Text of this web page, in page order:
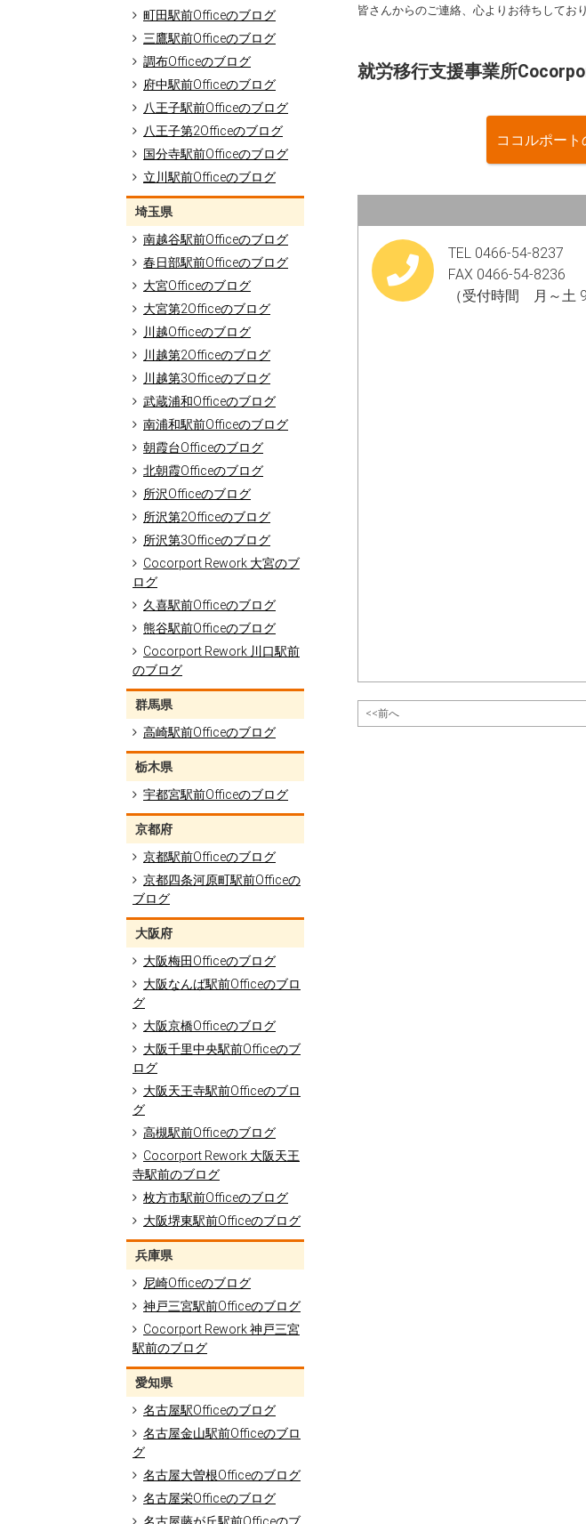
町田駅前Officeのブログ
三鷹駅前Officeのブログ
調布Officeのブログ
府中駅前Officeのブログ
八王子駅前Officeのブログ
八王子第2Officeのブログ
国分寺駅前Officeのブログ
立川駅前Officeのブログ
埼玉県
南越谷駅前Officeのブログ
春日部駅前Officeのブログ
大宮Officeのブログ
大宮第2Officeのブログ
川越Officeのブログ
川越第2Officeのブログ
川越第3Officeのブログ
武蔵浦和Officeのブログ
南浦和駅前Officeのブログ
朝霞台Officeのブログ
北朝霞Officeのブログ
所沢Officeのブログ
所沢第2Officeのブログ
所沢第3Officeのブログ
Cocorport Rework 大宮のブ
ログ
久喜駅前Officeのブログ
熊谷駅前Officeのブログ
Cocorport Rework 川口駅前
のブログ
群馬県
高崎駅前Officeのブログ
栃木県
宇都宮駅前Officeのブログ
京都府
京都駅前Officeのブログ
京都四条河原町駅前Officeの
ブログ
大阪府
大阪梅田Officeのブログ
大阪なんば駅前Officeのブロ
グ
大阪京橋Officeのブログ
大阪千里中央駅前Officeのブ
ログ
大阪天王寺駅前Officeのブロ
グ
高槻駅前Officeのブログ
Cocorport Rework 大阪天王
寺駅前のブログ
枚方市駅前Officeのブログ
大阪堺東駅前Officeのブログ
兵庫県
尼崎Officeのブログ
神戸三宮駅前Officeのブログ
Cocorport Rework 神戸三宮
駅前のブログ
愛知県
名古屋駅Officeのブログ
名古屋金山駅前Officeのブロ
グ
名古屋大曽根Officeのブログ
名古屋栄Officeのブログ
皆さんからのご連絡、心よりお待ちしており
就労移行支援事業所
ココルポー
TEL 0466-54-8237
FAX 0466-54-8236
（受付時間 月～土
<<前へ